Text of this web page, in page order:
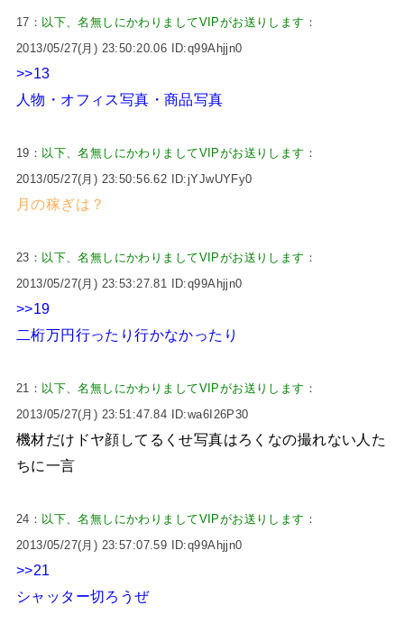
17： 以下、名無しにかわりましてVIPがお送りします ：
2013/05/27(月) 23:50:20.06 ID:q99Ahjjn0
>>13
人物・オフィス写真・商品写真
19： 以下、名無しにかわりましてVIPがお送りします ：
2013/05/27(月) 23:50:56.62 ID:jYJwUYFy0
月の稼ぎは？
23： 以下、名無しにかわりましてVIPがお送りします ：
2013/05/27(月) 23:53:27.81 ID:q99Ahjjn0
>>19
二桁万円行ったり行かなかったり
21： 以下、名無しにかわりましてVIPがお送りします ：
2013/05/27(月) 23:51:47.84 ID:wa6I26P30
機材だけドヤ顔してるくせ写真はろくなの撮れない人た
ちに一言
24： 以下、名無しにかわりましてVIPがお送りします ：
2013/05/27(月) 23:57:07.59 ID:q99Ahjjn0
>>21
シャッター切ろうぜ